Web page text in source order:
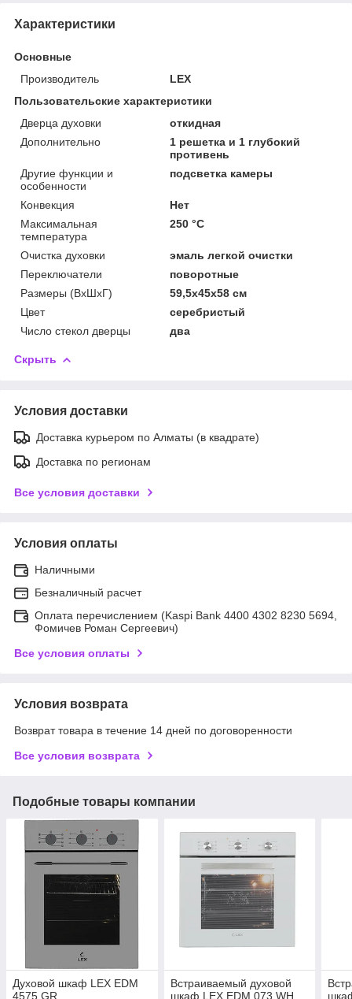
Характеристики
Основные
Производитель
LEX
Пользовательские характеристики
Дверца духовки
откидная
Дополнительно
1 решетка и 1 глубокий
противень
Другие функции и
особенности
подсветка камеры
Конвекция
Нет
Максимальная
температура
250 °С
Очистка духовки
эмаль легкой очистки
Переключатели
поворотные
Размеры (ВхШхГ)
59,5x45x58 см
Цвет
серебристый
Число стекол дверцы
два
Скрыть
Условия доставки
Доставка курьером по Алматы (в квадрате)
Доставка по регионам
Все условия доставки
Условия оплаты
Наличными
Безналичный расчет
Оплата перечислением (Kaspi Bank 4400 4302 8230 5694,
Фомичев Роман Сергеевич)
Все условия оплаты
Условия возврата
Возврат товара в течение 14 дней по договоренности
Все условия возврата
Подобные товары компании
Духовой шкаф LEX EDM
4575 GR
Встраиваемый духовой
шкаф LEX EDM 073 WH